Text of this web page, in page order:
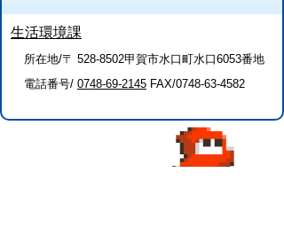
生活環境課
所在地/〒 528-8502甲賀市水口町水口6053番地
電話番号/ 0748-69-2145 FAX/0748-63-4582